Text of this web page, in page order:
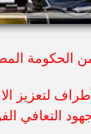
الحكومة
لتعزيز
التعافي